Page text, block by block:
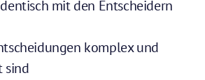
mit den Entscheidern
komplex und
sind